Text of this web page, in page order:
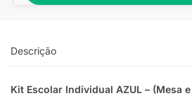
Descrição
Kit Escolar Individual AZUL – (Mesa e